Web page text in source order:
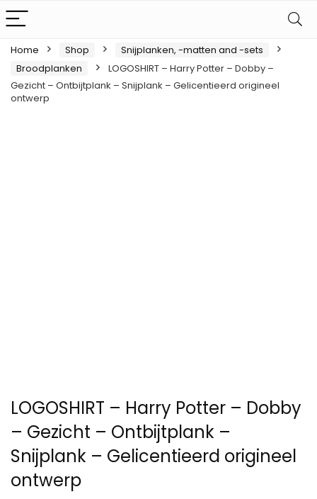
Home Shop
Snijplanken, -matten and -sets
Broodplanken
LOGOSHIRT – Harry Potter – Dobby –
Gezicht – Ontbijtplank – Snijplank – Gelicentieerd origineel
ontwerp
LOGOSHIRT – Harry Potter – Dobby
– Gezicht – Ontbijtplank –
Snijplank – Gelicentieerd origineel
ontwerp